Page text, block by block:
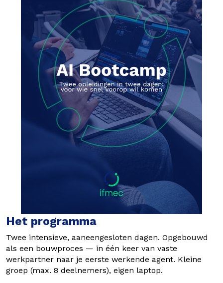
Het programma
Twee intensieve, aaneengesloten dagen. Opgebouwd
als een bouwproces — in één keer van vaste
werkpartner naar je eerste werkende agent. Kleine
groep (max. 8 deelnemers), eigen laptop.